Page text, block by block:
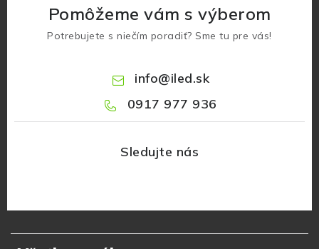
Pomôžeme vám s výberom
Potrebujete s niečím poradiť? Sme tu pre vás!
info@iled.sk
0917 977 936